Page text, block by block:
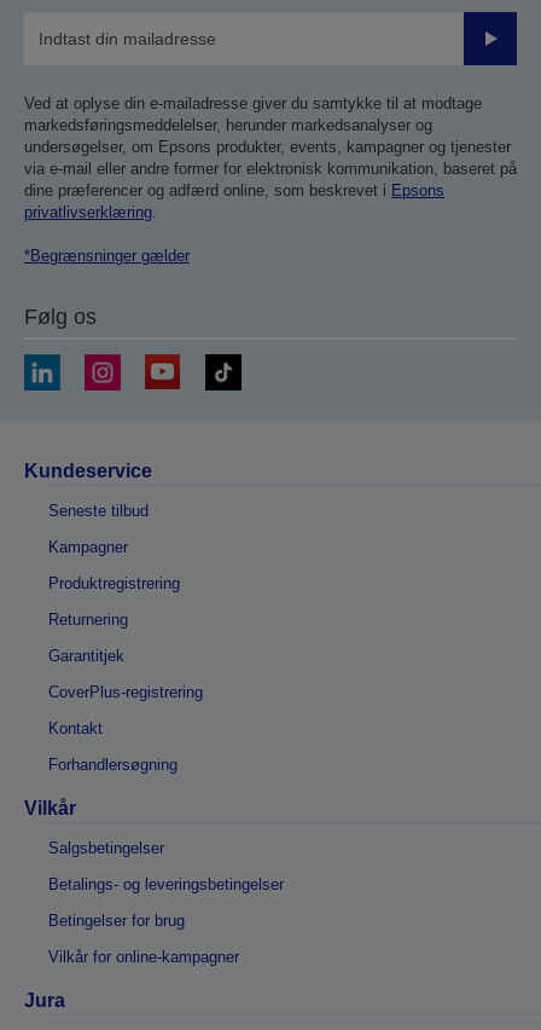
Send
Ved at oplyse din e-mailadresse giver du samtykke til at modtage
markedsføringsmeddelelser, herunder markedsanalyser og
undersøgelser, om Epsons produkter, events, kampagner og tjenester
via e-mail eller andre former for elektronisk kommunikation, baseret på
dine præferencer og adfærd online, som beskrevet i Epsons
privatlivserklæring.
*Begrænsninger gælder
Følg os
Kundeservice
Seneste tilbud
Kampagner
Produktregistrering
Returnering
Garantitjek
CoverPlus-registrering
Kontakt
Forhandlersøgning
Vilkår
Salgsbetingelser
Betalings- og leveringsbetingelser
Betingelser for brug
Vilkår for online-kampagner
Jura